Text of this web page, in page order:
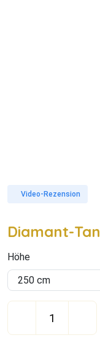
Video-Rezension
Diamant-
Höhe